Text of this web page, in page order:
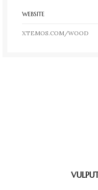
WEBSITE
XTEMOS.COM/WOOD